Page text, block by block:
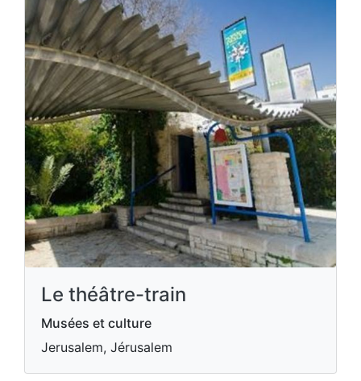
Le théâtre-train
Musées et culture
Jerusalem, Jérusalem